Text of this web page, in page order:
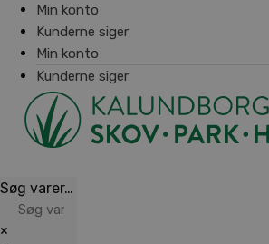
Min konto
Kunderne siger
Min konto
Kunderne siger
Søg varer…
×